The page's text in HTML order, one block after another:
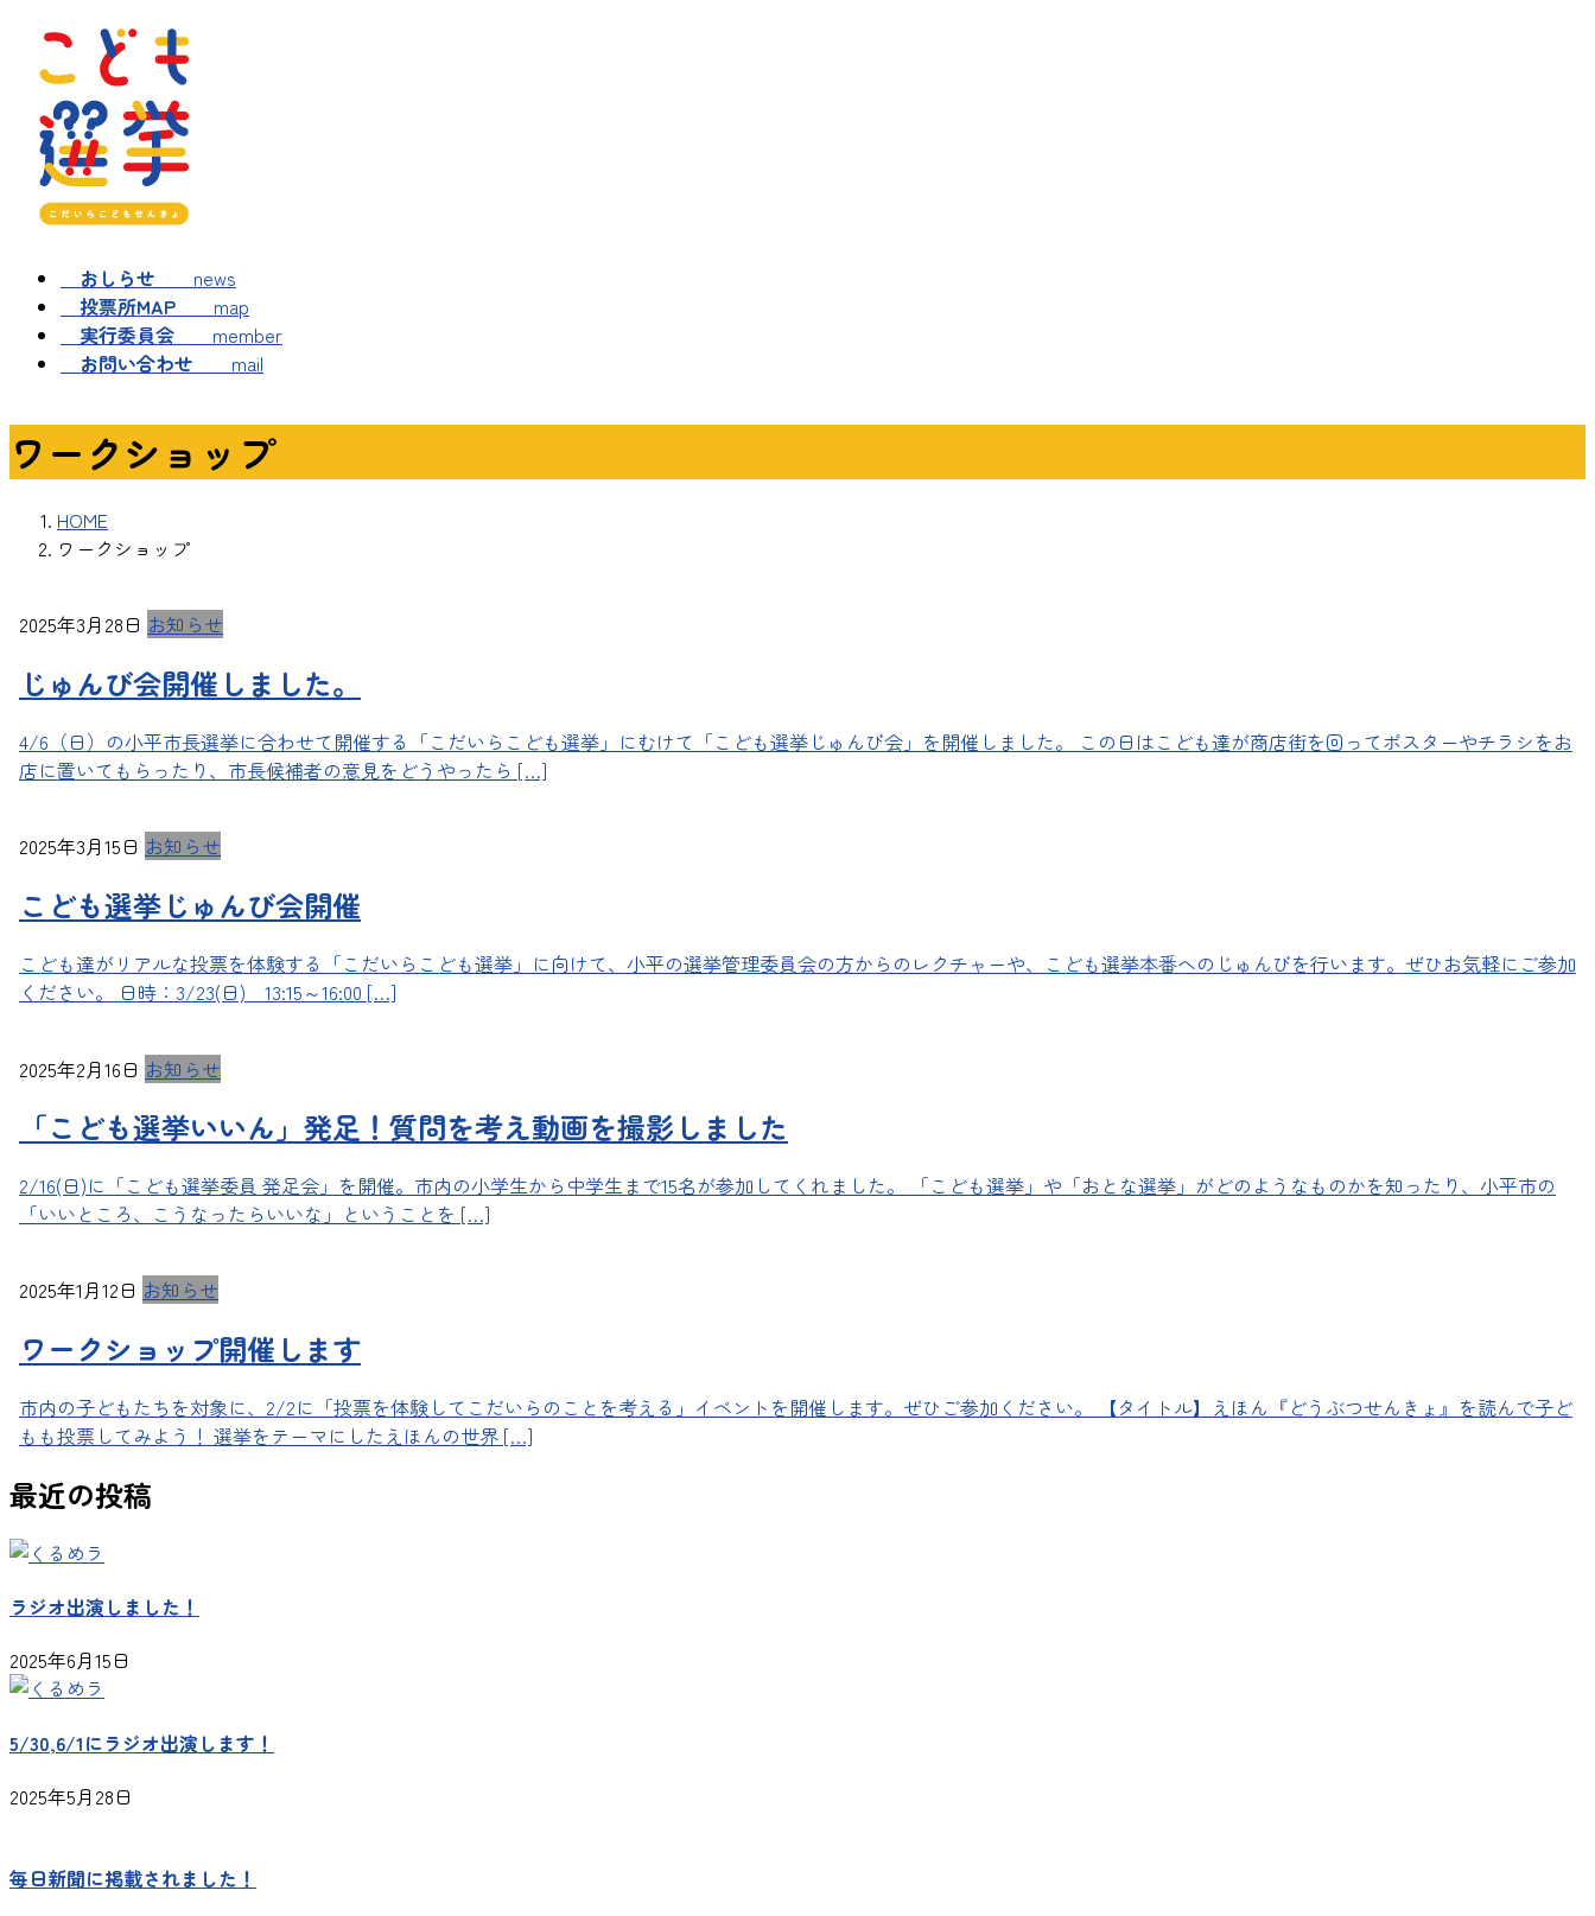
おしらせ news
投票所MAP map
実行委員会 member
お問い合わせ mail
ワークショップ
HOME
ワークショップ
2025年3月28日 お知らせ
じゅんび会開催しました。
4/6（日）の小平市長選挙に合わせて開催する「こだいらこども選挙」にむけて「こども選挙じゅんび会」を開催しました。 この日はこども達が商店街を回ってポスターやチラシをお
店に置いてもらったり、市長候補者の意見をどうやったら […]
2025年3月15日 お知らせ
こども選挙じゅんび会開催
こども達がリアルな投票を体験する「こだいらこども選挙」に向けて、小平の選挙管理委員会の方からのレクチャーや、こども選挙本番へのじゅんびを行います。ぜひお気軽にご参加
ください。 日時：3/23(日) 13:15～16:00 […]
2025年2月16日 お知らせ
「こども選挙いいん」発足！質問を考え動画を撮影しました
2/16(日)に「こども選挙委員 発足会」を開催。市内の小学生から中学生まで15名が参加してくれました。 「こども選挙」や「おとな選挙」がどのようなものかを知ったり、小平市の
「いいところ、こうなったらいいな」ということを […]
2025年1月12日 お知らせ
ワークショップ開催します
市内の子どもたちを対象に、2/2に「投票を体験してこだいらのことを考える」イベントを開催します。ぜひご参加ください。 【タイトル】えほん『どうぶつせんきょ』を読んで子ど
もも投票してみよう！ 選挙をテーマにしたえほんの世界 […]
最近の投稿
ラジオ出演しました！
2025年6月15日
5/30,6/1にラジオ出演します！
2025年5月28日
毎日新聞に掲載されました！